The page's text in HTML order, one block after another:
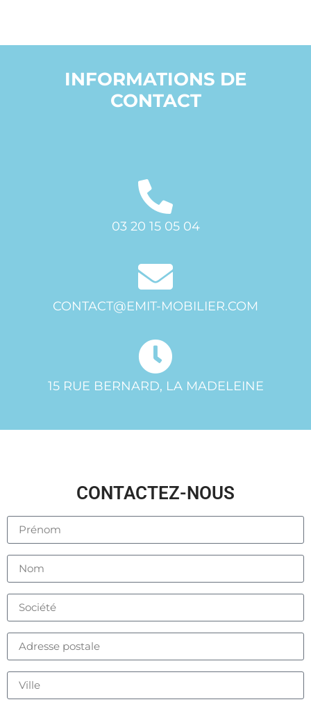
INFORMATIONS DE
CONTACT
03 20 15 05 04
CONTACT@EMIT-MOBILIER.COM
15 RUE BERNARD, LA MADELEINE
CONTACTEZ-NOUS